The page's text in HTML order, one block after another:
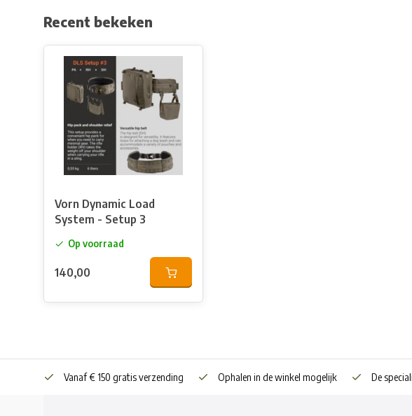
Recent bekeken
Vorn Dynamic Load
System - Setup 3
Op voorraad
140,00
Vanaf € 150 gratis verzending Ophalen in de winkel mogelijk De